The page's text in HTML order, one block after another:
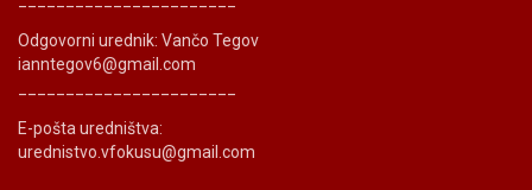
Odgovorni urednik: Vančo Tegov
ianntegov6@gmail.com
E-pošta uredništva:
urednistvo.vfokusu@gmail.com